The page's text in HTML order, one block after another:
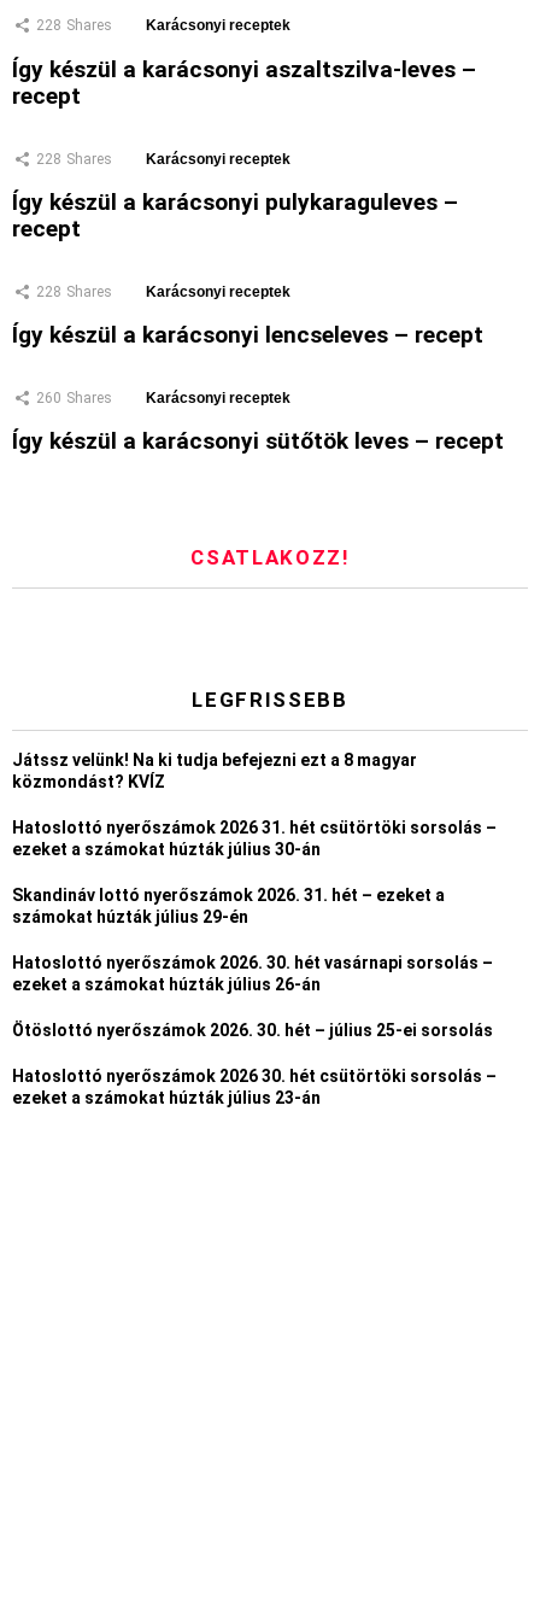
228 Shares Karácsonyi receptek
Így készül a karácsonyi aszaltszilva-leves –
recept
228 Shares Karácsonyi receptek
Így készül a karácsonyi pulykaraguleves –
recept
228 Shares Karácsonyi receptek
Így készül a karácsonyi lencseleves – recept
260 Shares Karácsonyi receptek
Így készül a karácsonyi sütőtök leves – recept
CSATLAKOZZ!
LEGFRISSEBB
Játssz velünk! Na ki tudja befejezni ezt a 8 magyar
közmondást? KVÍZ
Hatoslottó nyerőszámok 2026 31. hét csütörtöki sorsolás –
ezeket a számokat húzták július 30-án
Skandináv lottó nyerőszámok 2026. 31. hét – ezeket a
számokat húzták július 29-én
Hatoslottó nyerőszámok 2026. 30. hét vasárnapi sorsolás –
ezeket a számokat húzták július 26-án
Ötöslottó nyerőszámok 2026. 30. hét – július 25-ei sorsolás
Hatoslottó nyerőszámok 2026 30. hét csütörtöki sorsolás –
ezeket a számokat húzták július 23-án